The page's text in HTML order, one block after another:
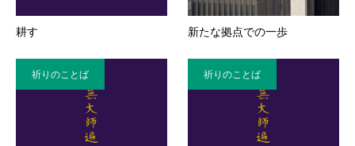
耕す 新たな拠点での一歩
祈りのことば 祈りのことば